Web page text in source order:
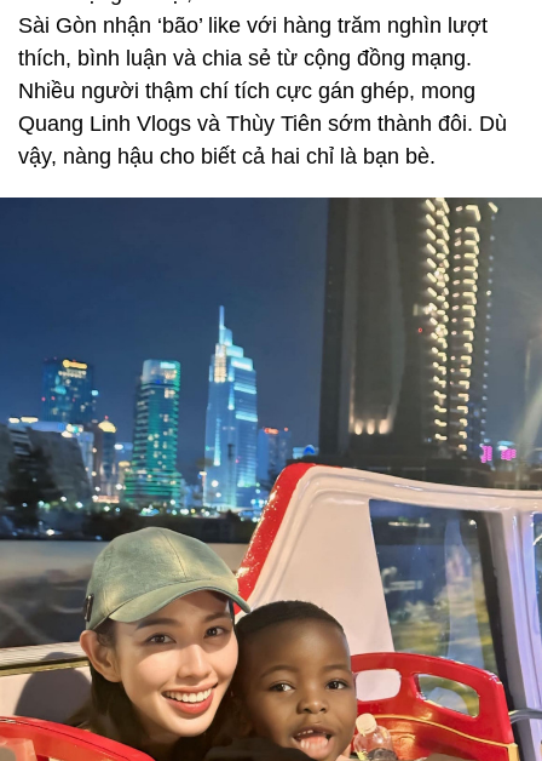
Sài Gòn nhận ‘bão’ like với hàng trăm nghìn lượt
thích, bình luận và chia sẻ từ cộng đồng mạng.
Nhiều người thậm chí tích cực gán ghép, mong
Quang Linh Vlogs và Thùy Tiên sớm thành đôi. Dù
vậy, nàng hậu cho biết cả hai chỉ là bạn bè.